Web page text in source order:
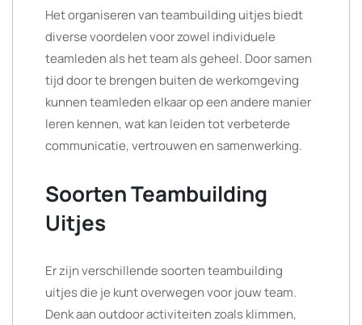
Het organiseren van teambuilding uitjes biedt
diverse voordelen voor zowel individuele
teamleden als het team als geheel. Door samen
tijd door te brengen buiten de werkomgeving
kunnen teamleden elkaar op een andere manier
leren kennen, wat kan leiden tot verbeterde
communicatie, vertrouwen en samenwerking.
Soorten Teambuilding
Uitjes
Er zijn verschillende soorten teambuilding
uitjes die je kunt overwegen voor jouw team.
Denk aan outdoor activiteiten zoals klimmen,